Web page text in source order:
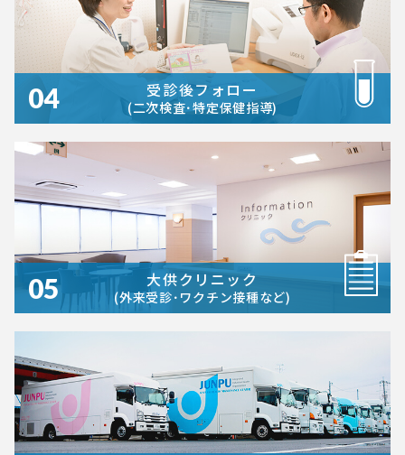
04 受診後フォロー
(二次検査･特定保健指導)
05 大供クリニック
(外来受診･ワクチン接種など)